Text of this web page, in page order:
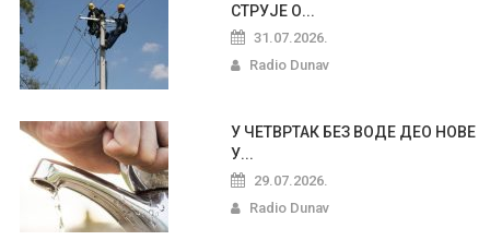
СТРУЈЕ О...
31.07.2026.
Radio Dunav
У ЧЕТВРТАК БЕЗ ВОДЕ ДЕО НОВЕ
У...
29.07.2026.
Radio Dunav